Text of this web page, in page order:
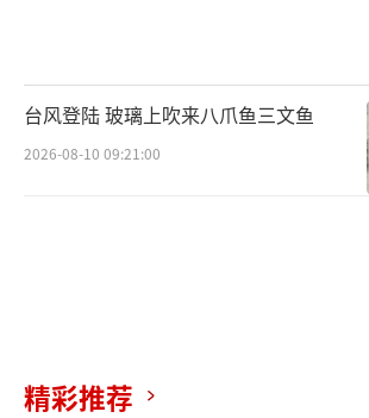
台风登陆 玻璃上吹来八爪鱼三文鱼
2026-08-10 09:21:00
精彩推荐